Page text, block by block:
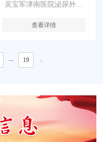
吴宝军津南医院泌尿外科
社社员。擅长复杂泌尿系
术。前列腺增生、前列腺
查看详情
... 19 >